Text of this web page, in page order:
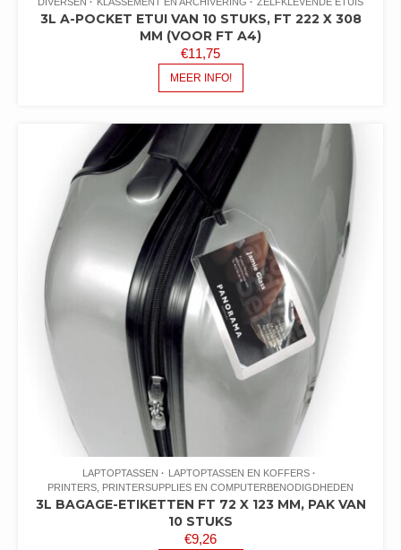
DIVERSEN KLASSEMENT EN ARCHIVERING ZELFKLEVENDE ETUIS
3L A-POCKET ETUI VAN 10 STUKS, FT 222 X 308
MM (VOOR FT A4)
€11,75
MEER INFO!
LAPTOPTASSEN
LAPTOPTASSEN EN KOFFERS
PRINTERS, PRINTERSUPPLIES EN COMPUTERBENODIGDHEDEN
3L BAGAGE-ETIKETTEN FT 72 X 123 MM, PAK VAN
10 STUKS
€9,26